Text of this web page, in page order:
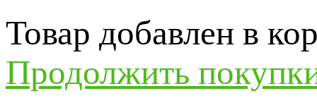
Товар добавлен в
Продолжить